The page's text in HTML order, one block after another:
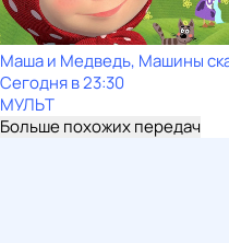
Маша и Медведь, Машины
Сегодня в 23:30
МУЛЬТ
Больше похожих передач